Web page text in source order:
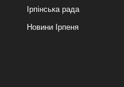
Ірпінська рада
Новини Ірпеня